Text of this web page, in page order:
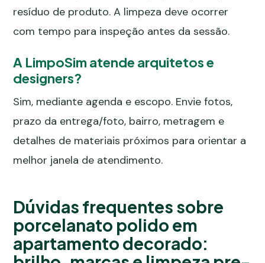
resíduo de produto. A limpeza deve ocorrer
com tempo para inspeção antes da sessão.
A LimpoSim atende arquitetos e
designers?
Sim, mediante agenda e escopo. Envie fotos,
prazo da entrega/foto, bairro, metragem e
detalhes de materiais próximos para orientar a
melhor janela de atendimento.
Dúvidas frequentes sobre
porcelanato polido em
apartamento decorado: